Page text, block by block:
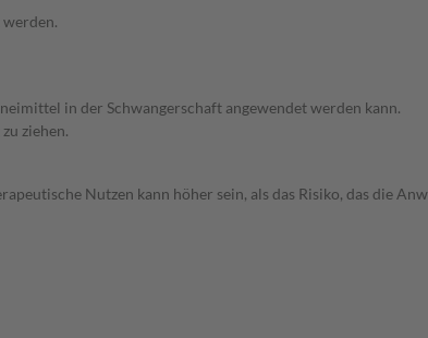
in der Schwangerschaft angewendet werden kann.
ziehen.
Nutzen kann höher sein, als das Risiko, das die